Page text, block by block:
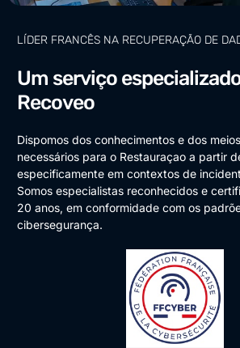
LÍDER FRANCÊS NA RECUPERAÇÃO DE
Um serviço
Recoveo
Dispomos dos conhecimentos e dos
necessários para o Restauraçao a partir
especificamente em contextos de
Somos especialistas reconhecidos e
20 anos, em conformidade com os
cibersegurança.